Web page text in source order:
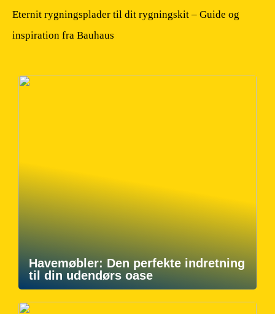
Eternit rygningsplader til dit rygningskit – Guide og
inspiration fra Bauhaus
Havemøbler: Den perfekte indretning
til din udendørs oase